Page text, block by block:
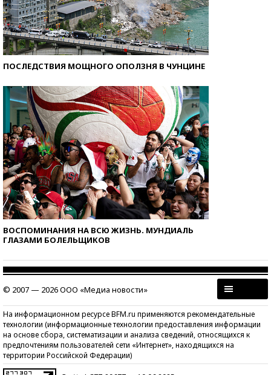
ПОСЛЕДСТВИЯ МОЩНОГО ОПОЛЗНЯ В ЧУНЦИНЕ
ВОСПОМИНАНИЯ НА ВСЮ ЖИЗНЬ. МУНДИАЛЬ
ГЛАЗАМИ БОЛЕЛЬЩИКОВ
© 2007 — 2026 ООО «Медиа новости»
На информационном ресурсе BFM.ru применяются рекомендательные
технологии (информационные технологии предоставления информации
на основе сбора, систематизации и анализа сведений, относящихся к
предпочтениям пользователей сети «Интернет», находящихся на
территории Российской Федерации)